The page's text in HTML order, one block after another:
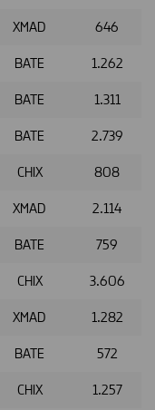
XMAD 646
BATE 1.262
BATE 1.311
BATE 2.739
CHIX 808
XMAD 2.114
BATE 759
CHIX 3.606
XMAD 1.282
BATE 572
CHIX 1.257